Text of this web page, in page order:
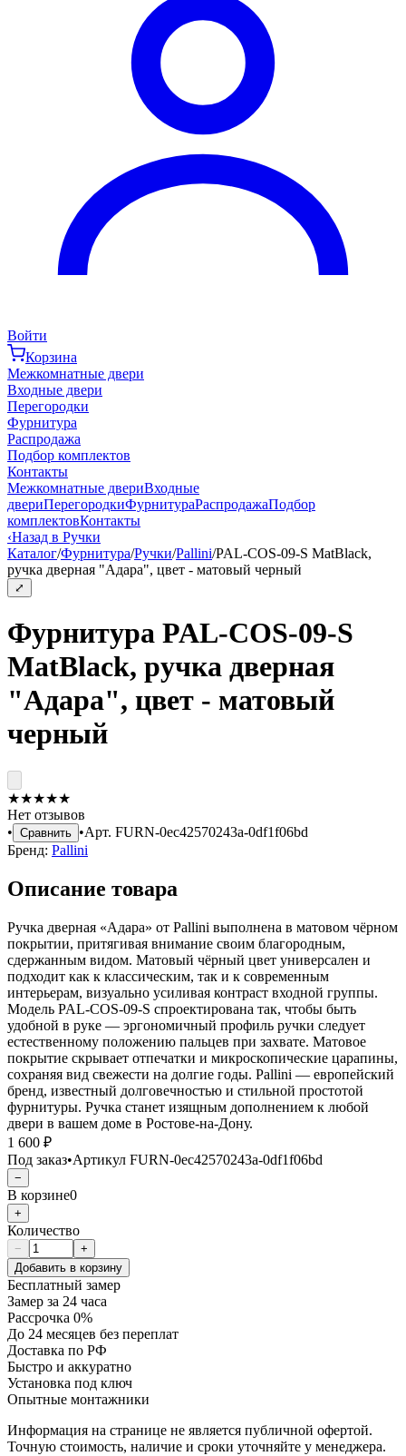
Войти
Корзина
Межкомнатные двери
Входные двери
Перегородки
Фурнитура
Распродажа
Подбор комплектов
Контакты
Межкомнатные двериВходные
двериПерегородкиФурнитураРаспродажаПодбор
комплектовКонтакты
‹Назад в Ручки
Каталог/Фурнитура/Ручки/Pallini/PAL-COS-09-S MatBlack,
ручка дверная "Адара", цвет - матовый черный
⤢
Фурнитура PAL-COS-09-S
MatBlack, ручка дверная
"Адара", цвет - матовый
черный
★★★★★
Нет отзывов
• Сравнить •Арт. FURN-0ec42570243a-0df1f06bd
Бренд: Pallini
Описание товара
Ручка дверная «Адара» от Pallini выполнена в матовом чёрном
покрытии, притягивая внимание своим благородным,
сдержанным видом. Матовый чёрный цвет универсален и
подходит как к классическим, так и к современным
интерьерам, визуально усиливая контраст входной группы.
Модель PAL-COS-09-S спроектирована так, чтобы быть
удобной в руке — эргономичный профиль ручки следует
естественному положению пальцев при захвате. Матовое
покрытие скрывает отпечатки и микроскопические царапины,
сохраняя вид свежести на долгие годы. Pallini — европейский
бренд, известный долговечностью и стильной простотой
фурнитуры. Ручка станет изящным дополнением к любой
двери в вашем доме в Ростове-на-Дону.
1 600 ₽
Под заказ•Артикул FURN-0ec42570243a-0df1f06bd
−
В корзине0
+
Количество
−
+
Добавить в корзину
Бесплатный замер
Замер за 24 часа
Рассрочка 0%
До 24 месяцев без переплат
Доставка по РФ
Быстро и аккуратно
Установка под ключ
Опытные монтажники
Информация на странице не является публичной офертой.
Точную стоимость, наличие и сроки уточняйте у менеджера.